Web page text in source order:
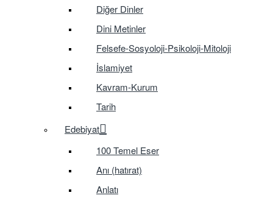
Diğer Dinler
Dini Metinler
Felsefe-Sosyoloji-Psikoloji-Mitoloji
İslamiyet
Kavram-Kurum
Tarih
Edebiyat
100 Temel Eser
Anı (hatırat)
Anlatı